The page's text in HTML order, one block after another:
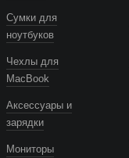
Сумки для
ноутбуков
Чехлы для
MacBook
Аксессуары и
зарядки
Мониторы